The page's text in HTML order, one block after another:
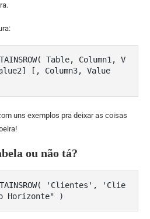
Table, Column1, V
[, Column3, Value
uns exemplos pra deixar as coisas
ou não tá?
'Clientes', 'Clie